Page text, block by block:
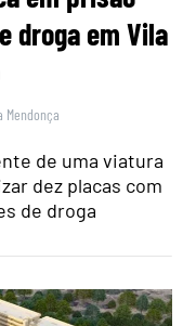
droga em Vila
Mendonça
de uma viatura
dez placas com
de droga